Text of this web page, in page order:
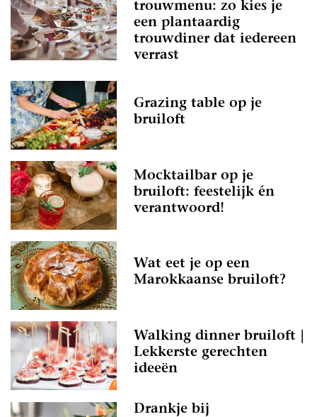
trouwmenu: zo kies je
een plantaardig
trouwdiner dat iedereen
verrast
Grazing table op je
bruiloft
Mocktailbar op je
bruiloft: feestelijk én
verantwoord!
Wat eet je op een
Marokkaanse bruiloft?
Walking dinner bruiloft |
Lekkerste gerechten
ideeën
Drankje bij